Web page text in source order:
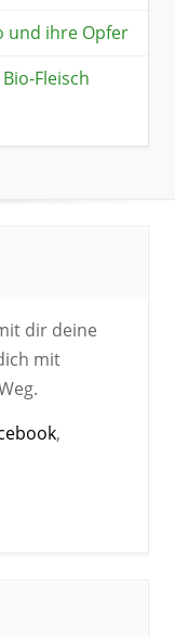
und ihre Opfer
Fleisch
dir deine
mit
,